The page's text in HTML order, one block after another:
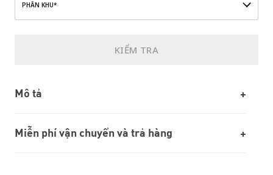
PHÂN KHU*
KIỂM TRA
Mô tả
Miễn phí vận chuyển và trả hàng